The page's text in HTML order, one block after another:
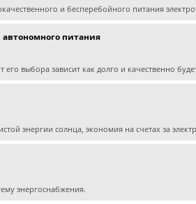
и бесперебойного питания
питания
выбора зависит как долго и качественно
энергии солнца, экономия на счетах за
энергоснабжения.